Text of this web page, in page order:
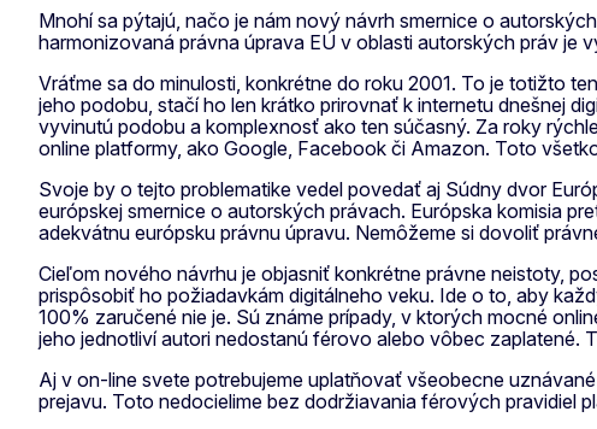
Mnohí sa pýtajú, načo je nám nový návrh smernice o
harmonizovaná právna úprava EÚ v oblasti autorských práv je
Vráťme sa do minulosti, konkrétne do roku 2001. To je totižto
jeho podobu, stačí ho len krátko prirovnať k internetu dnešnej
vyvinutú podobu a komplexnosť ako ten súčasný. Za roky
online platformy, ako Google, Facebook či Amazon. Toto
Svoje by o tejto problematike vedel povedať aj Súdny dvor
európskej smernice o autorských právach. Európska komisia
adekvátnu európsku právnu úpravu. Nemôžeme si dovoliť
Cieľom nového návrhu je objasniť konkrétne právne neistoty,
prispôsobiť ho požiadavkám digitálneho veku. Ide o to, aby
100% zaručené nie je. Sú známe prípady, v ktorých mocné
jeho jednotliví autori nedostanú férovo alebo vôbec zaplatené.
Aj v on-line svete potrebujeme uplatňovať všeobecne
prejavu. Toto nedocielime bez dodržiavania férových pravidiel